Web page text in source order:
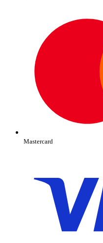
Mastercard